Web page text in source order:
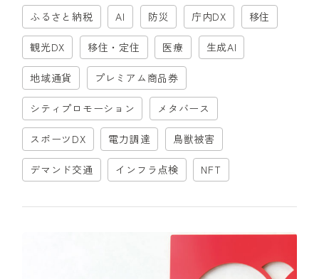
ふるさと納税 AI 防災 庁内DX 移住
観光DX 移住・定住 医療 生成AI
地域通貨 プレミアム商品券
シティプロモーション メタバース
スポーツDX 電力調達 鳥獣被害
デマンド交通 インフラ点検 NFT